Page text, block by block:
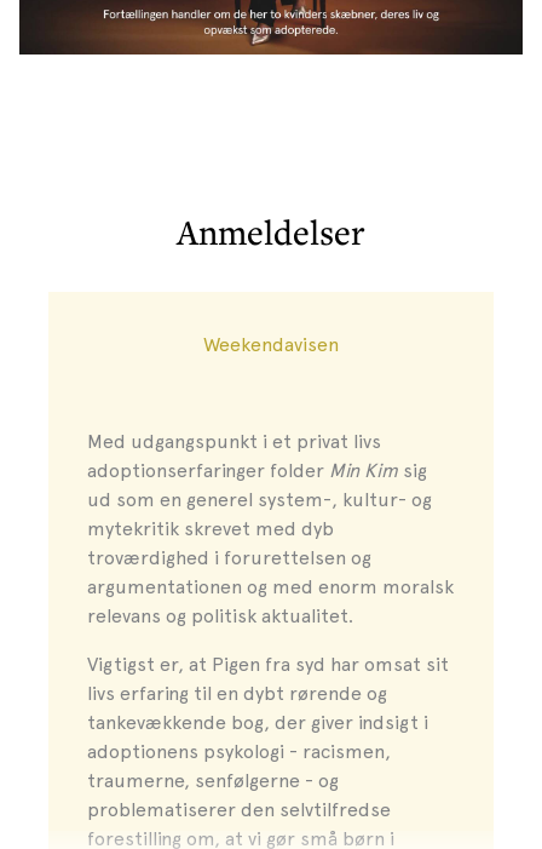
Anmeldelser
Weekendavisen
Med udgangspunkt i et privat livs
adoptionserfaringer folder Min Kim sig
ud som en generel system-, kultur- og
mytekritik skrevet med dyb
troværdighed i forurettelsen og
argumentationen og med enorm moralsk
relevans og politisk aktualitet.
Vigtigst er, at Pigen fra syd har omsat sit
livs erfaring til en dybt rørende og
tankevækkende bog, der giver indsigt i
adoptionens psykologi - racismen,
traumerne, senfølgerne - og
problematiserer den selvtilfredse
forestilling om, at vi gør små børn i